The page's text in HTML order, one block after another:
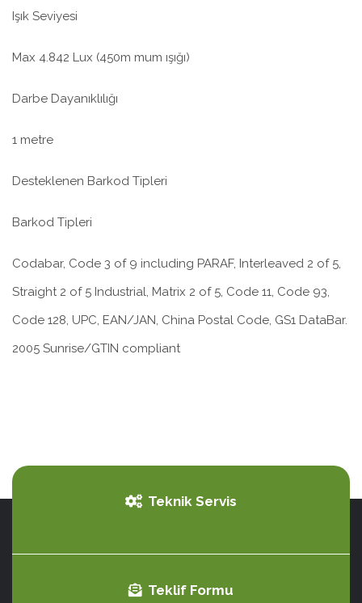
Işık Seviyesi
Max 4.842 Lux (450m mum ışığı)
Darbe Dayanıklılığı
1 metre
Desteklenen Barkod Tipleri
Barkod Tipleri
Codabar, Code 3 of 9 including PARAF, Interleaved 2 of 5,
Straight 2 of 5 Industrial, Matrix 2 of 5, Code 11, Code 93,
Code 128, UPC, EAN/JAN, China Postal Code, GS1 DataBar.
2005 Sunrise/GTIN compliant
Teknik Servis
Teklif Formu